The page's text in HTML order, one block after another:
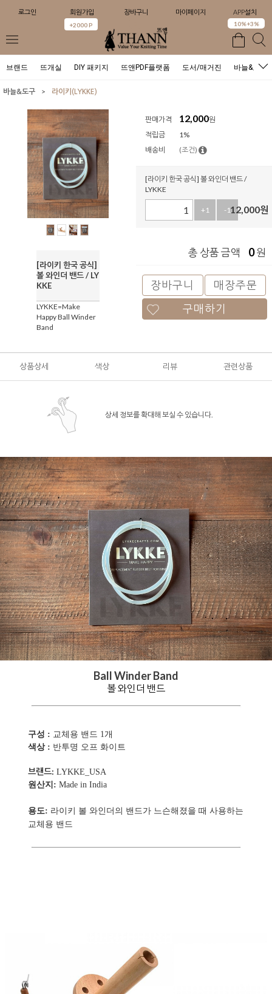
로그인 회원가입
+2000 P
장바구니 마이페이지 APP설치
10%+3%
브랜드 뜨개실 DIY 패키지 뜨앤PDF플랫폼 도서/매거진 바늘&도구
바늘&도구 > 라이키(LYKKE)
[라이키 한국 공식]
볼 와인더 밴드 / LY
KKE
LYKKE=Make
Happy Ball Winder
Band
판매가격 12,000원
적립금
1%
배송비
(조건)
[라이키 한국 공식] 볼 와인더 밴드 /
LYKKE
+1 -112,000원
총 상품 금액 0원
장바구니
매장주문
구매하기
상품상세 색상 리뷰 관련상품
상세 정보를 확대해 보실 수 있습니다.
Ball Winder Band
볼 와인더 밴드
구성 : 교체용 밴드 1개
색상 : 반투명 오프 화이트
브랜드: LYKKE_USA
원산지: Made in India
용도: 라이키 볼 와인더의 밴드가 느슨해졌을 때 사용하는
교체용 밴드